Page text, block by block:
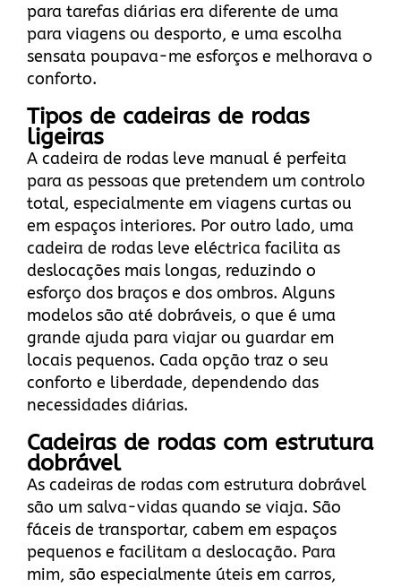
para tarefas diárias era diferente de uma
para viagens ou desporto, e uma escolha
sensata poupava-me esforços e melhorava o
conforto.
Tipos de cadeiras de rodas
ligeiras
A cadeira de rodas leve manual é perfeita
para as pessoas que pretendem um controlo
total, especialmente em viagens curtas ou
em espaços interiores. Por outro lado, uma
cadeira de rodas leve eléctrica facilita as
deslocações mais longas, reduzindo o
esforço dos braços e dos ombros. Alguns
modelos são até dobráveis, o que é uma
grande ajuda para viajar ou guardar em
locais pequenos. Cada opção traz o seu
conforto e liberdade, dependendo das
necessidades diárias.
Cadeiras de rodas com estrutura
dobrável
As cadeiras de rodas com estrutura dobrável
são um salva-vidas quando se viaja. São
fáceis de transportar, cabem em espaços
pequenos e facilitam a deslocação. Para
mim, são especialmente úteis em carros,